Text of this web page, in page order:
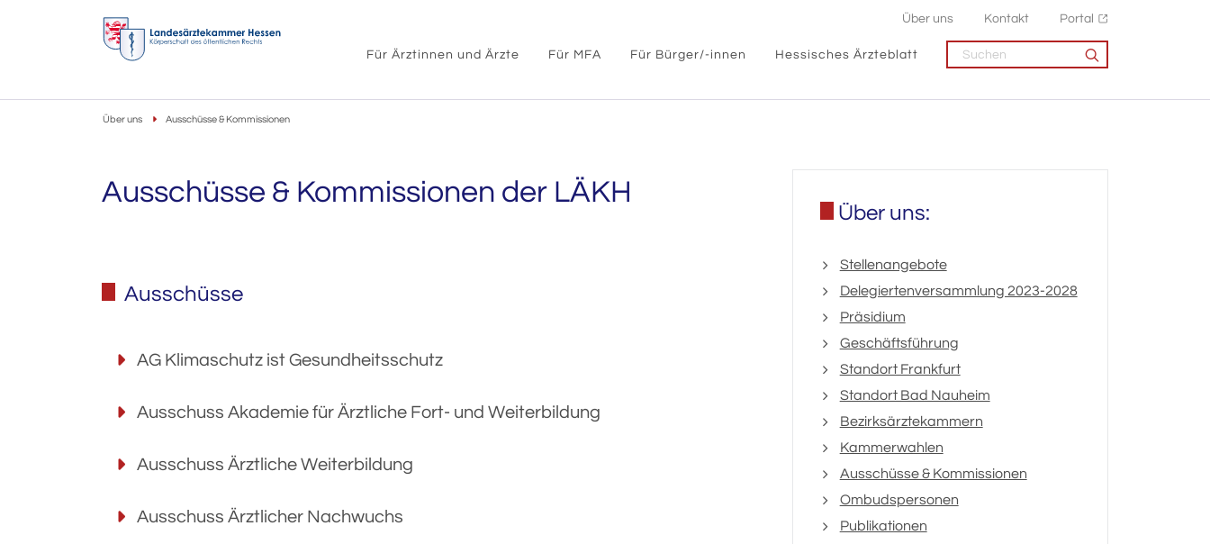
Über uns Kontakt Portal
Für Ärztinnen und Ärzte Für MFA Für Bürger/-innen Hessisches Ärzteblatt
Über uns Ausschüsse & Kommissionen
Ausschüsse & Kommissionen der LÄKH
Ausschüsse
AG Klimaschutz ist Gesundheitsschutz
Ausschuss Akademie für Ärztliche Fort- und Weiterbildung
Ausschuss Ärztliche Weiterbildung
Ausschuss Ärztlicher Nachwuchs
Über uns:
Stellenangebote
Delegiertenversammlung 2023-2028
Präsidium
Geschäftsführung
Standort Frankfurt
Standort Bad Nauheim
Bezirksärztekammern
Kammerwahlen
Ausschüsse & Kommissionen
Ombudspersonen
Publikationen